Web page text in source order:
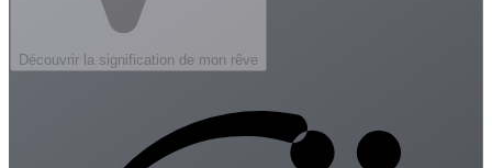
Découvrir la signification de mon rêve